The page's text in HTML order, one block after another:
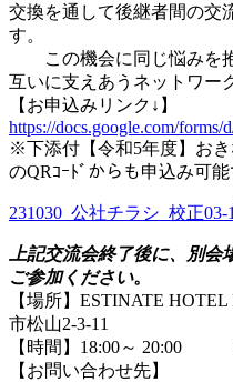
交換を通して後継者間の交
す
この機会に同じ悩みを抱
互いに支えあうネットワー
【お申込みリンク↓】
https://docs.google.com/
※下添付【令和5年度】お
のQRｺｰﾄﾞからも申込み可能
231030_公社チラシ_校正03-1
上記交流会終了後に、別
ご参加ください。
【場所】ESTINATE
市松山2-3-11
【時間】18:00～ 20:00
【お問い合わせ先】